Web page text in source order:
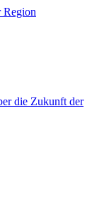
Region
die Zukunft der